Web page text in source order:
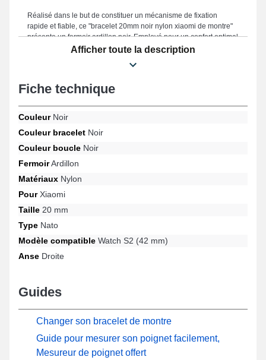
Réalisé dans le but de constituer un mécanisme de fixation
rapide et fiable, ce "bracelet 20mm noir nylon xiaomi de montre"
présente un fermoir ardillon noir. Employé pour un confort optimal
et une compatibilité totale avec vos besoins, ce produit mesure
précise, l'érigeant en une alternative parfaite adaptée à
d'une satisfaction garantie dans toutes les situations. La teinte
combler les besoins des passionnés de mode. Avec une attache
ardillon solide, cet accessoire apporte une expérience utilisateur
fluide et se prête parfaitement avec les modèles Watch S2 (42
adaptabilité, ce produit Xiaomi garantit une correspondance
idéale avec la référence Watch S2 (42 mm) de manière
Afficher toute la description
Fiche technique
CouleurNoir
Couleur bracelet Noir
Couleur boucle Noir
FermoirArdillon
Matériaux Nylon
PourXiaomi
Taille 20 mm
Type Nato
Modèle compatible Watch S2 (42 mm)
Anse Droite
Guides
Changer son bracelet de montre
Guide pour mesurer son poignet facilement,
Mesureur de poignet offert